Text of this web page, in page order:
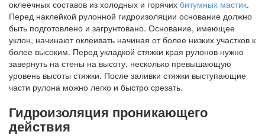
оклеечных составов из холодных и горячих битумных мастик.
Перед наклейкой рулонной гидроизоляции основание должно
быть подготовлено и загрунтовано. Основание, имеющее
уклон, начинают оклеивать начиная от более низких участков к
более высоким. Перед укладкой стяжки края рулонов нужно
завернуть на стены на высоту, несколько превышающую
уровень высоты стяжки. После заливки стяжки выступающие
части рулона можно легко и быстро срезать.
Гидроизоляция проникающего
действия